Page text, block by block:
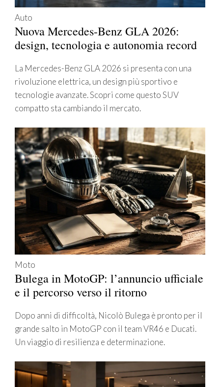
Auto
Nuova Mercedes-Benz GLA 2026:
design, tecnologia e autonomia record
La Mercedes-Benz GLA 2026 si presenta con una
rivoluzione elettrica, un design più sportivo e
tecnologie avanzate. Scopri come questo SUV
compatto sta cambiando il mercato.
Moto
Bulega in MotoGP: l’annuncio ufficiale
e il percorso verso il ritorno
Dopo anni di difficoltà, Nicolò Bulega è pronto per il
grande salto in MotoGP con il team VR46 e Ducati.
Un viaggio di resilienza e determinazione.